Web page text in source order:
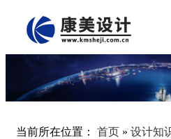
当前所在位置： 首页 » 设计知